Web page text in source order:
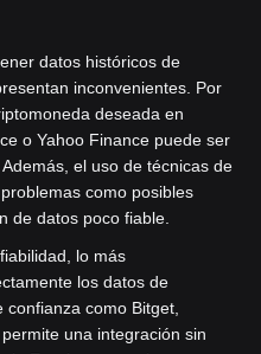
datos históricos de
inconvenientes. Por
deseada en
o Yahoo Finance puede ser
el uso de técnicas de
como posibles
de datos poco fiable.
lo más
los datos de
como Bitget,
una integración sin